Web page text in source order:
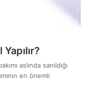
aslında sanıldığı
en önemli